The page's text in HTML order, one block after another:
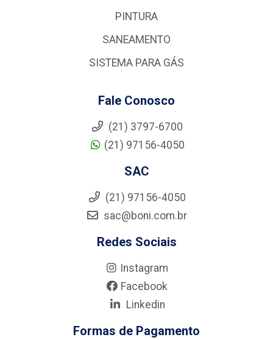
PINTURA
SANEAMENTO
SISTEMA PARA GÁS
Fale Conosco
(21) 3797-6700
(21) 97156-4050
SAC
(21) 97156-4050
sac@boni.com.br
Redes Sociais
Instagram
Facebook
Linkedin
Formas de Pagamento